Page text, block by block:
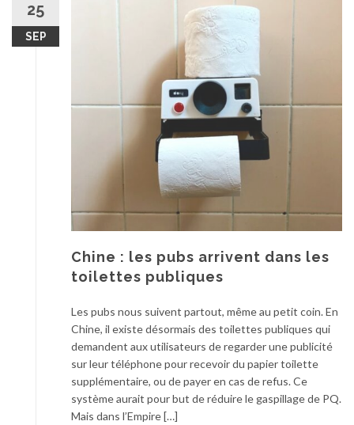
25
SEP
Chine : les pubs arrivent dans les
toilettes publiques
Les pubs nous suivent partout, même au petit coin. En
Chine, il existe désormais des toilettes publiques qui
demandent aux utilisateurs de regarder une publicité
sur leur téléphone pour recevoir du papier toilette
supplémentaire, ou de payer en cas de refus. Ce
système aurait pour but de réduire le gaspillage de PQ.
Mais dans l’Empire […]